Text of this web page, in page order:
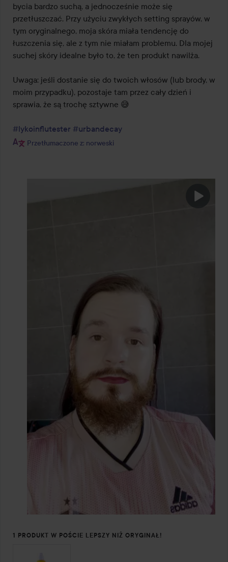
bycia bardzo suchą, a jednocześnie może się
przetłuszczać. Przy użyciu zwykłych setting sprayów, w
tym oryginalnego, moja skóra miała tendencję do
łuszczenia się, ale z tym nie miałam problemu. Dla mojej
suchej skóry idealne było to, że ten produkt nawilża.
Uwaga: jeśli dostanie się do twoich włosów (lub brody, w
moim przypadku), pozostaje tam przez cały dzień i
sprawia, że są trochę sztywne 😅
#lykoinflutester #urbandecay
Przetłumaczone z: norweski
1 PRODUKT W POŚCIE LEPSZY NIŻ ORYGINAŁ!